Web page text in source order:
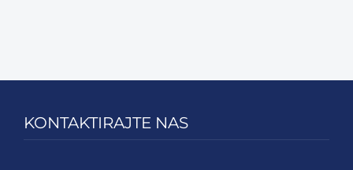
KONTAKTIRAJTE NAS